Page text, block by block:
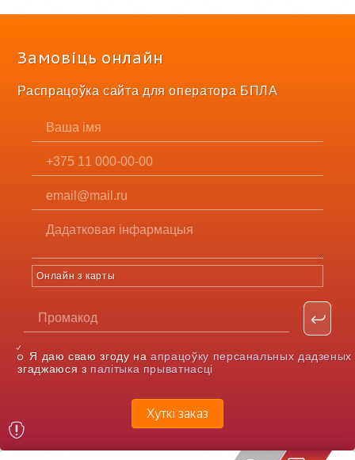
Замовіць онлайн
Распрацоўка сайта для оператора БПЛА
Онлайн з карты
Я даю сваю згоду наапрацоўку персанальных дадзеных
згаджаюся з палітыка прыватнасці
Хуткі заказ